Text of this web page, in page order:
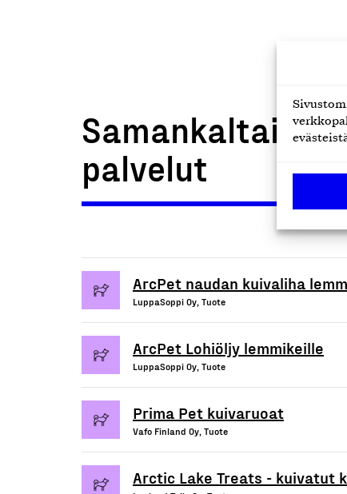
palvelut
ArcPet naudan kuivaliha
LuppaSoppi Oy, Tuote
ArcPet Lohiöljy lemmikeille
LuppaSoppi Oy, Tuote
Prima Pet kuivaruoat
Vafo Finland Oy, Tuote
Arctic Lake Treats - kuivatut